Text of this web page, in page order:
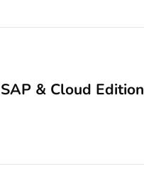
& Cloud Edition